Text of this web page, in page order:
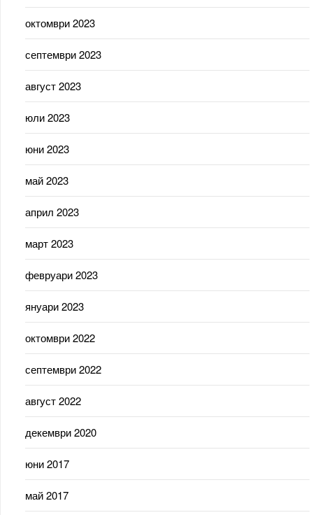
октомври 2023
септември 2023
август 2023
юли 2023
юни 2023
май 2023
април 2023
март 2023
февруари 2023
януари 2023
октомври 2022
септември 2022
август 2022
декември 2020
юни 2017
май 2017